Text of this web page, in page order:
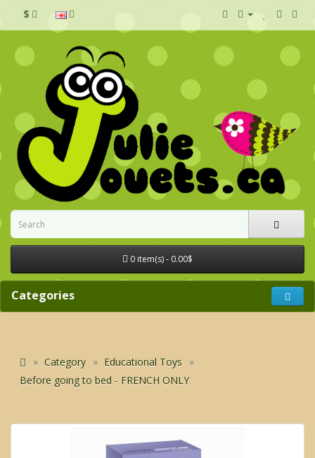
$
0 item(s) - 0.00$
Categories
Category
Educational Toys
Before going to bed - FRENCH ONLY